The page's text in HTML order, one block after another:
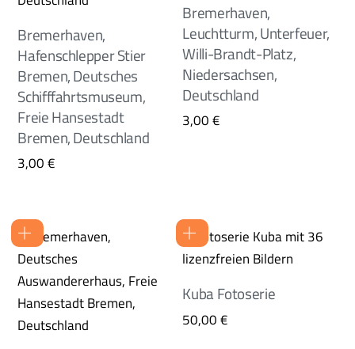
Bremerhaven,
Hafenschlepper Stier
Bremen, Deutsches
Schifffahrtsmuseum,
Freie Hansestadt
Bremen, Deutschland
3,00€
Bremerhaven,
Leuchtturm, Unterfeuer,
Willi-Brandt-Platz,
Niedersachsen,
Deutschland
3,00€
Kuba Fotoserie
50,00€